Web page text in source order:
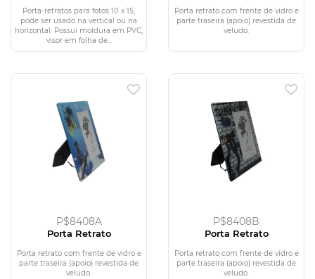
Porta-retratos para fotos 10 x 15,
pode ser usado na vertical ou na
horizontal. Possui moldura em PVC,
visor em folha de...
Porta retrato com frente de vidro e
parte traseira (apoio) revestida de
veludo.
P$8408A
Porta Retrato
Porta retrato com frente de vidro e
parte traseira (apoio) revestida de
veludo.
P$8408B
Porta Retrato
Porta retrato com frente de vidro e
parte traseira (apoio) revestida de
veludo.